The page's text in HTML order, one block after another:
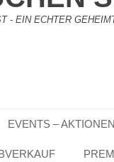
- EIN ECHTER
EVENTS – AKTIONEN